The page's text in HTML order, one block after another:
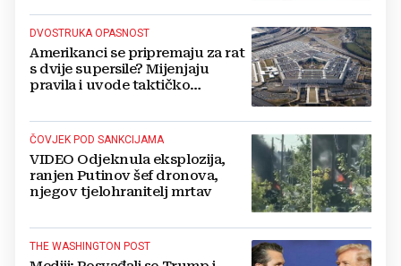
DVOSTRUKA OPASNOST
Amerikanci se pripremaju za rat
s dvije supersile? Mijenjaju
pravila i uvode taktičko
ČOVJEK POD SANKCIJAMA
VIDEO Odjeknula eksplozija,
ranjen Putinov šef dronova,
njegov tjelohranitelj mrtav
THE WASHINGTON POST